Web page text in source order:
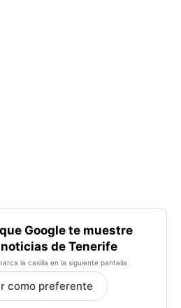
Google te muestre
de Tenerife
la casilla en la siguiente pantalla
como preferente